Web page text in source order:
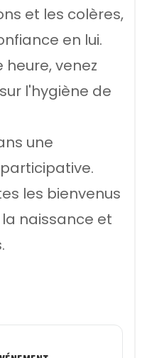
et les colères,
en lui.
heure, venez
l'hygiène de
une
les bienvenus
naissance et